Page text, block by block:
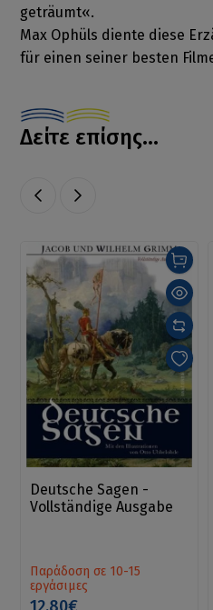
geträumt«.
Max Ophüls diente diese
für einen seiner besten
Δείτε επίσης...
Deutsche Sagen -
Vollständige Ausgabe
Παράδοση σε 10-15
εργάσιμες